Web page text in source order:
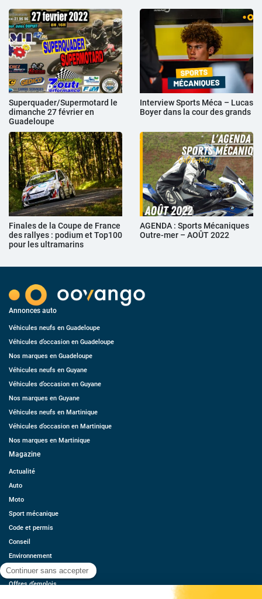
Superquader/Supermotard le
dimanche 27 février en
Guadeloupe
Interview Sports Méca – Lucas
Boyer dans la cour des grands
Finales de la Coupe de France
des rallyes : podium et Top100
pour les ultramarins
AGENDA : Sports Mécaniques
Outre-mer – AOÛT 2022
Annonces auto
Véhicules neufs en Guadeloupe
Véhicules d’occasion en Guadeloupe
Nos marques en Guadeloupe
Véhicules neufs en Guyane
Véhicules d’occasion en Guyane
Nos marques en Guyane
Véhicules neufs en Martinique
Véhicules d’occasion en Martinique
Nos marques en Martinique
Magazine
Actualité
Auto
Moto
Sport mécanique
Code et permis
Conseil
Environnement
Économie
Offres d’emplois